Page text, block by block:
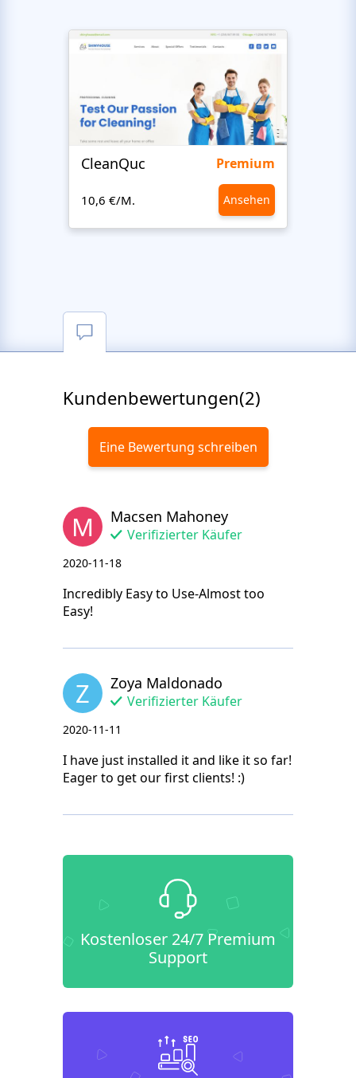
CleanQuc Premium
10,6 €/M. Ansehen
Kundenbewertungen(2)
Eine Bewertung schreiben
M Macsen Mahoney
Verifizierter Käufer
2020-11-18
Incredibly Easy to Use-Almost too
Easy!
Z Zoya Maldonado
Verifizierter Käufer
2020-11-11
I have just installed it and like it so far!
Eager to get our first clients! :)
Kostenloser 24/7 Premium
Support